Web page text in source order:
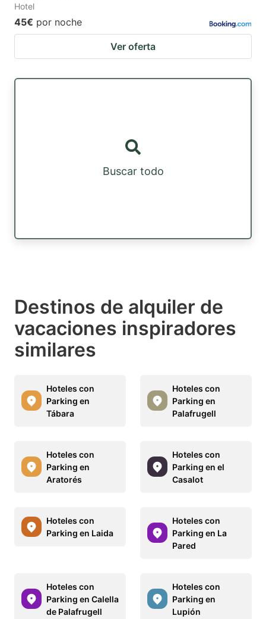
Hotel
45€ por noche
Ver oferta
Buscar todo
Destinos de alquiler de
vacaciones inspiradores
similares
Hoteles con
Parking en
Tábara
Hoteles con
Parking en
Palafrugell
Hoteles con
Parking en
Aratorés
Hoteles con
Parking en el
Casalot
Hoteles con
Parking en Laida
Hoteles con
Parking en La
Pared
Hoteles con
Parking en Calella
de Palafrugell
Hoteles con
Parking en
Lupión